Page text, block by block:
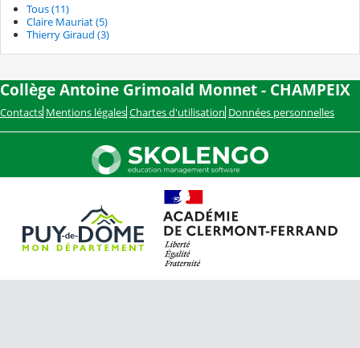
Tous (11)
Claire Mauriat (5)
Thierry Giraud (3)
Collège Antoine Grimoald Monnet - CHAMPEIX
Contacts Mentions légales Chartes d'utilisation Données personnelles